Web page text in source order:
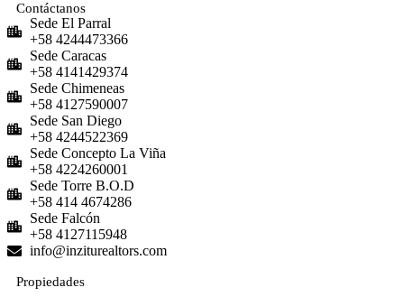
Contáctanos
Sede El Parral
+58 4244473366
Sede Caracas
+58 4141429374
Sede Chimeneas
+58 4127590007
Sede San Diego
+58 4244522369
Sede Concepto La Viña
+58 4224260001
Sede Torre B.O.D
+58 414 4674286
Sede Falcón
+58 4127115948
info@inziturealtors.com
Propiedades